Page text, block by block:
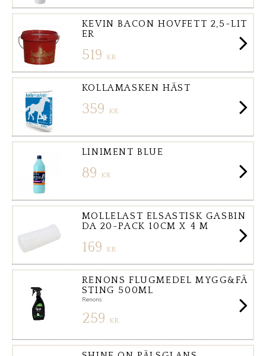
KEVIN BACON HOVFETT 2,5-LIT
ER
519 KR
KOLLAMASKEN HÄST
359 KR
LINIMENT BLUE
89 KR
MOLLELAST ELSASTISK GASBIN
DA 20-PACK 10CM X 4 M
169 KR
RENONS FLUGMEDEL MYGG&FÄ
STING 500ML
Renons
259 KR